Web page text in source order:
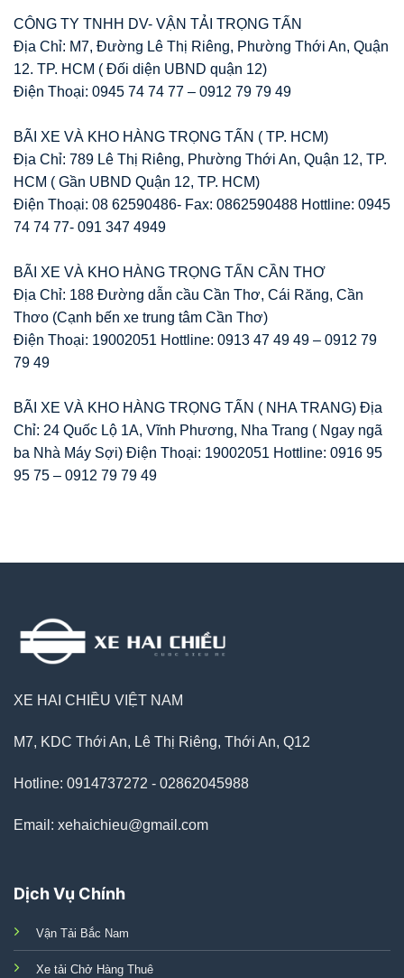
CÔNG TY TNHH DV- VẬN TẢI TRỌNG TẤN
Địa Chỉ: M7, Đường Lê Thị Riêng, Phường Thới An, Quận
12. TP. HCM ( Đối diện UBND quận 12)
Điện Thoại: 0945 74 74 77 – 0912 79 79 49
BÃI XE VÀ KHO HÀNG TRỌNG TẤN ( TP. HCM)
Địa Chỉ: 789 Lê Thị Riêng, Phường Thới An, Quận 12, TP.
HCM ( Gần UBND Quận 12, TP. HCM)
Điện Thoại: 08 62590486- Fax: 0862590488 Hottline: 0945
74 74 77- 091 347 4949
BÃI XE VÀ KHO HÀNG TRỌNG TẤN CẦN THƠ
Địa Chỉ: 188 Đường dẫn cầu Cần Thơ, Cái Răng, Cần
Thơo (Cạnh bến xe trung tâm Cần Thơ)
Điện Thoại: 19002051 Hottline: 0913 47 49 49 – 0912 79
79 49
BÃI XE VÀ KHO HÀNG TRỌNG TẤN ( NHA TRANG) Địa
Chỉ: 24 Quốc Lộ 1A, Vĩnh Phương, Nha Trang ( Ngay ngã
ba Nhà Máy Sợi) Điện Thoại: 19002051 Hottline: 0916 95
95 75 – 0912 79 79 49
XE HAI CHIỀU VIỆT NAM
M7, KDC Thới An, Lê Thị Riêng, Thới An, Q12
Hotline: 0914737272 - 02862045988
Email: xehaichieu@gmail.com
Dịch Vụ Chính
Vận Tải Bắc Nam
Xe tải Chở Hàng Thuê